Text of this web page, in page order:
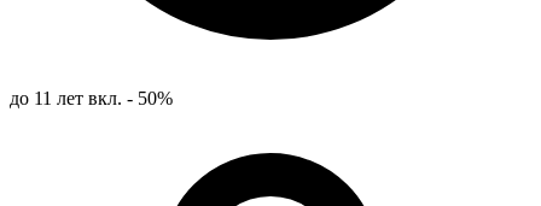
до 11 лет вкл. - 50%